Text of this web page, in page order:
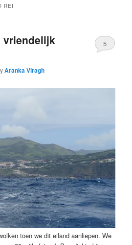
REI
vriendelijk
Aranka Viragh
5
toen we dit eiland aanliepen. We